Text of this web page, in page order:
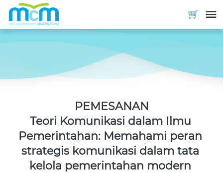
PEMESANAN
Teori Komunikasi dalam Ilmu
Pemerintahan: Memahami peran
strategis komunikasi dalam tata
kelola pemerintahan modern